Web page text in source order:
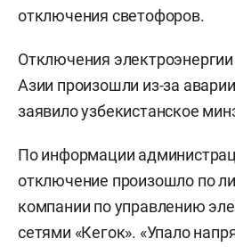
отключения светофоров.
Отключения
Азии произошли из-за
заявило узбекистанское
По информации
отключение произошло по
компании по управлению
сетями «Кегок». «Упало